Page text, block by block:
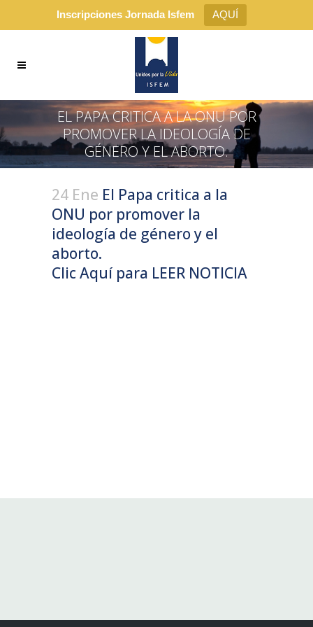
Inscripciones Jornada Isfem AQUÍ
EL PAPA CRITICA A LA ONU POR
PROMOVER LA IDEOLOGÍA DE
GÉNERO Y EL ABORTO.
24 Ene El Papa critica a la
ONU por promover la
ideología de género y el
aborto.
Clic Aquí para LEER NOTICIA